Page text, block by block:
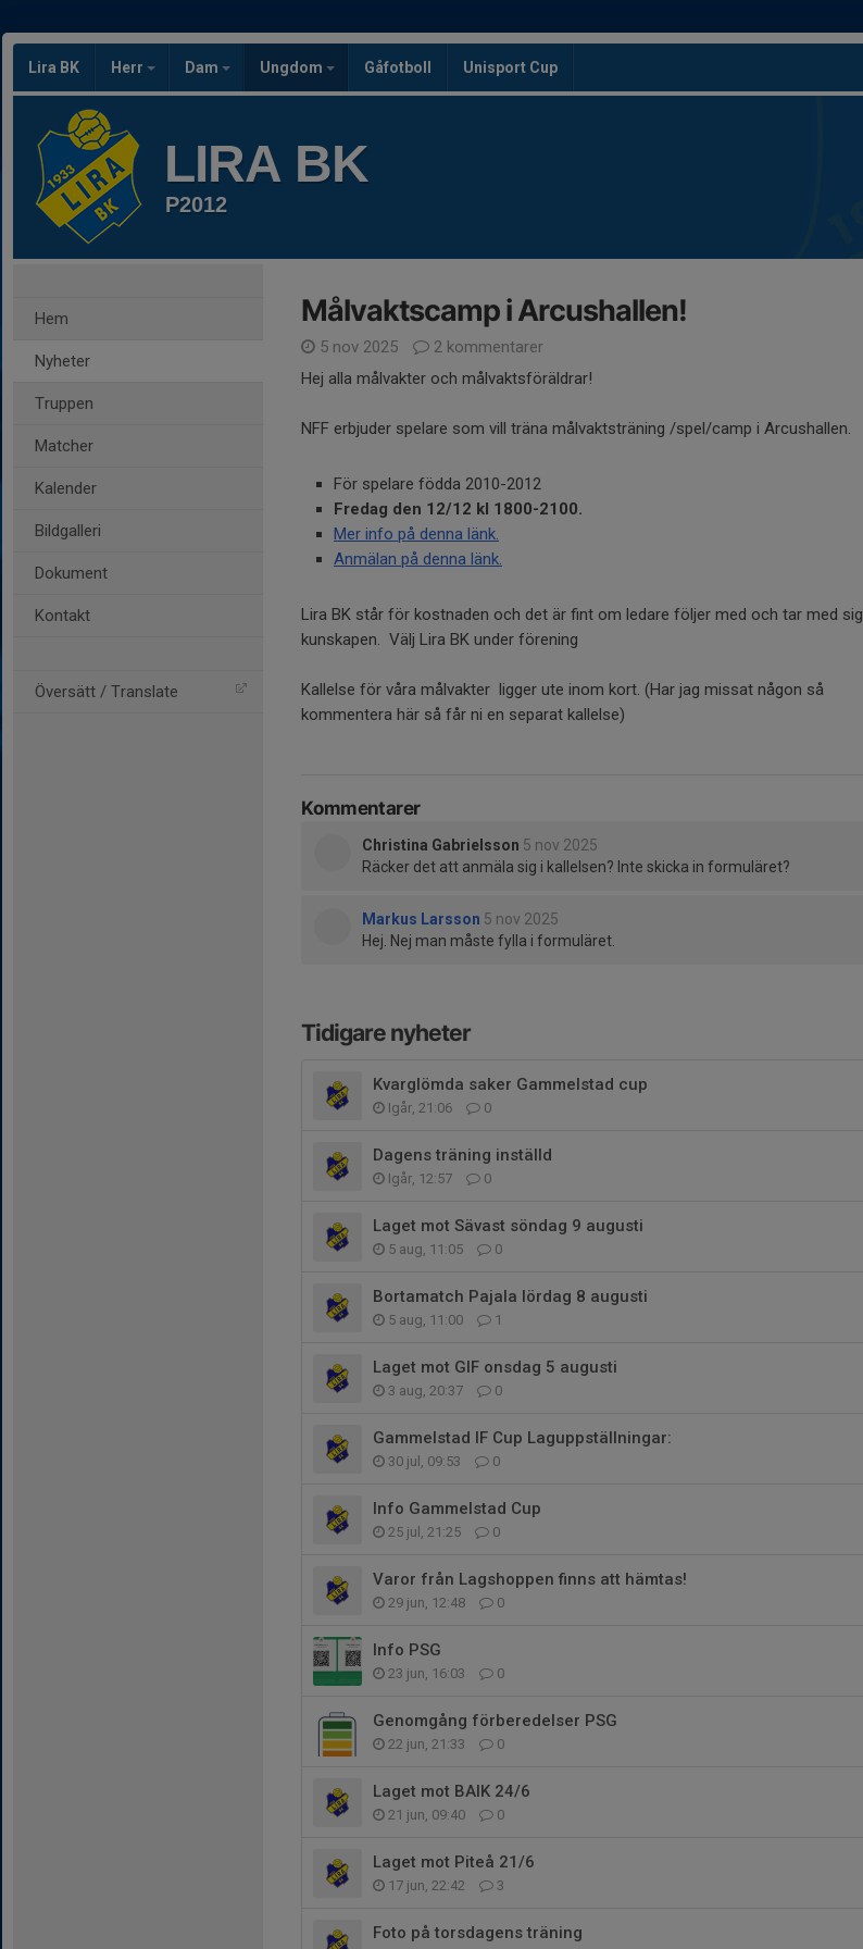
Lira BK Herr Dam Ungdom Gåfotboll Unisport Cup
LIRA BK
P2012
Hem
Nyheter
Truppen
Matcher
Kalender
Bildgalleri
Dokument
Kontakt
Översätt / Translate
Målvaktscamp i Arcushallen!
5 nov 2025
2 kommentarer
Hej alla målvakter och målvaktsföräldrar!
NFF erbjuder spelare som vill träna målvaktsträning /spel/camp i Arcushallen.
För spelare födda 2010-2012
Fredag den 12/12 kl 1800-2100.
Mer info på denna länk.
Anmälan på denna länk.
Lira BK står för kostnaden och det är fint om ledare följer med och tar med sig
kunskapen. Välj Lira BK under förening
Kallelse för våra målvakter ligger ute inom kort. (Har jag missat någon så
kommentera här så får ni en separat kallelse)
Kommentarer
Christina Gabrielsson 5 nov 2025
Räcker det att anmäla sig i kallelsen? Inte skicka in formuläret?
Markus Larsson 5 nov 2025
Hej. Nej man måste fylla i formuläret.
Tidigare nyheter
Kvarglömda saker Gammelstad cup
Igår, 21:06 0
Dagens träning inställd
Igår, 12:57 0
Laget mot Sävast söndag 9 augusti
5 aug, 11:05 0
Bortamatch Pajala lördag 8 augusti
5 aug, 11:00 1
Laget mot GIF onsdag 5 augusti
3 aug, 20:37 0
Gammelstad IF Cup Laguppställningar:
30 jul, 09:53 0
Info Gammelstad Cup
25 jul, 21:25 0
Varor från Lagshoppen finns att hämtas!
29 jun, 12:48 0
Info PSG
23 jun, 16:03 0
Genomgång förberedelser PSG
22 jun, 21:33 0
Laget mot BAIK 24/6
21 jun, 09:40 0
Laget mot Piteå 21/6
17 jun, 22:42 3
Foto på torsdagens träning